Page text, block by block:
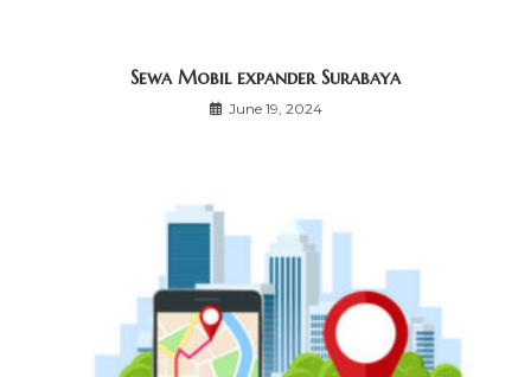
Sewa Mobil expander Surabaya
June 19, 2024